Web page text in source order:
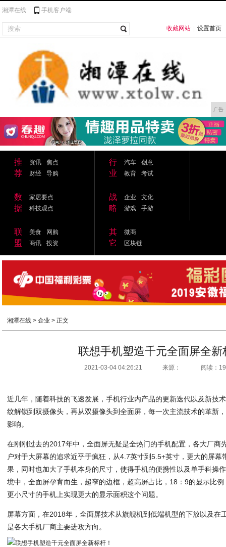
湘潭在线 手机客户端
收藏网站 设置首页
广告
推
荐
资讯
焦点
财经
导购
行
业
汽车
创意
教育
考试
数
据
家居要点
科技观点
战
略
企业
文化
游戏
手游
联
盟
美食
网购
商讯
投资
其
它
微商
区块链
湘潭在线 >企业 > 正文
联想手机塑造千元全面屏全新
2021-03-04 04:26:21 来源： 阅读：
近几年，随着科技的飞速发展，手机行业内产品的更新迭代以及新技
纹解锁到双摄像头，再从双摄像头到全面屏，每一次主流技术的革新
影响。
在刚刚过去的2017年中，全面屏无疑是全热门的手机配置，各大厂商
户对于大屏幕的追求近乎于疯狂，从4.7英寸到5.5+英寸，更大的屏
果，同时也加大了手机本身的尺寸，使得手机的便携性以及单手科操
境中，全面屏孕育而生，超窄的边框，超高屏占比，18：9的显示比
更小尺寸的手机上实现更大的显示面积这个问题。
屏幕方面，在2018年，全面屏技术从旗舰机到低端机型的下放以及在
是各大手机厂商主要进攻方向。